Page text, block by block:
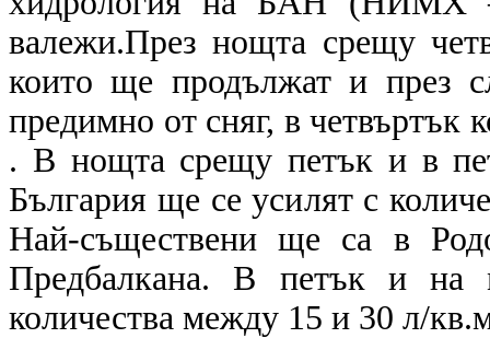
валежи.През нощта срещу
които ще продължат и през
предимно от сняг, в четвъртък
. В нощта срещу петък и в
България ще се усилят с
Най-съществени ще са в
Предбалкана. В петък и на
количества между 15 и 30 л/